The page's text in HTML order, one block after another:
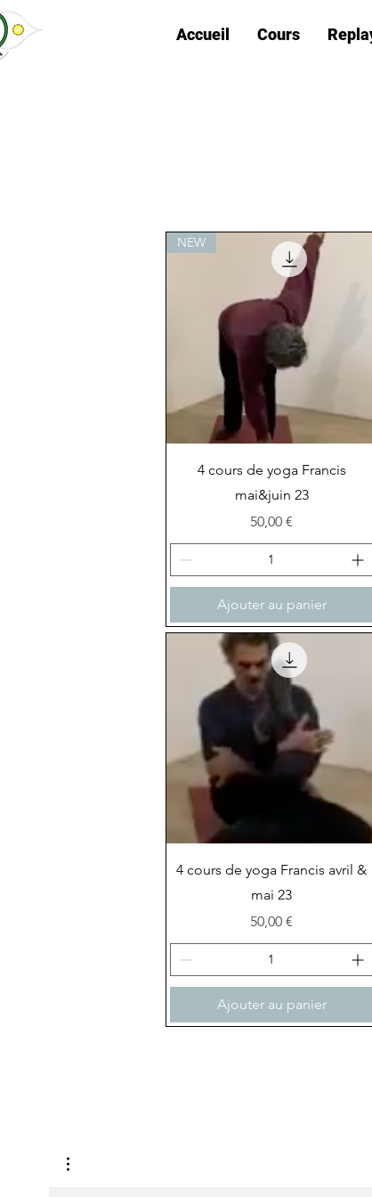
Accueil Cours
Aperçu rapide
NEW
4 cours de yoga Francis
mai&juin 23
Prix
50,00 €
Ajouter au panier
Aperçu rapide
4 cours de yoga Francis avril &
mai 23
Prix
50,00 €
Ajouter au panier